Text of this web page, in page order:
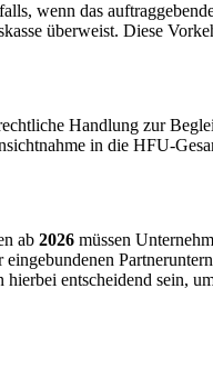
wenn das
überweist. Diese
Handlung zur
in die HFU-
ab 2026 müssen
entscheidend sein,